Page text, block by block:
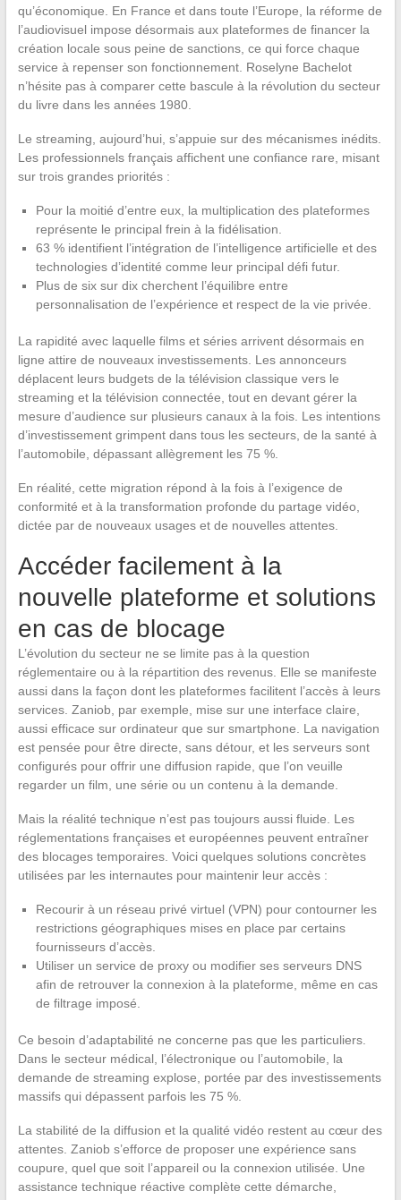
qu’économique. En France et dans toute l’Europe, la réforme de
l’audiovisuel impose désormais aux plateformes de financer la
création locale sous peine de sanctions, ce qui force chaque
service à repenser son fonctionnement. Roselyne Bachelot
n’hésite pas à comparer cette bascule à la révolution du secteur
du livre dans les années 1980.
Le streaming, aujourd’hui, s’appuie sur des mécanismes inédits.
Les professionnels français affichent une confiance rare, misant
sur trois grandes priorités :
Pour la moitié d’entre eux, la multiplication des plateformes
représente le principal frein à la fidélisation.
63 % identifient l’intégration de l’intelligence artificielle et des
technologies d’identité comme leur principal défi futur.
Plus de six sur dix cherchent l’équilibre entre
personnalisation de l’expérience et respect de la vie privée.
La rapidité avec laquelle films et séries arrivent désormais en
ligne attire de nouveaux investissements. Les annonceurs
déplacent leurs budgets de la télévision classique vers le
streaming et la télévision connectée, tout en devant gérer la
mesure d’audience sur plusieurs canaux à la fois. Les intentions
d’investissement grimpent dans tous les secteurs, de la santé à
l’automobile, dépassant allègrement les 75 %.
En réalité, cette migration répond à la fois à l’exigence de
conformité et à la transformation profonde du partage vidéo,
dictée par de nouveaux usages et de nouvelles attentes.
Accéder facilement à la
nouvelle plateforme et solutions
en cas de blocage
L’évolution du secteur ne se limite pas à la question
réglementaire ou à la répartition des revenus. Elle se manifeste
aussi dans la façon dont les plateformes facilitent l’accès à leurs
services. Zaniob, par exemple, mise sur une interface claire,
aussi efficace sur ordinateur que sur smartphone. La navigation
est pensée pour être directe, sans détour, et les serveurs sont
configurés pour offrir une diffusion rapide, que l’on veuille
regarder un film, une série ou un contenu à la demande.
Mais la réalité technique n’est pas toujours aussi fluide. Les
réglementations françaises et européennes peuvent entraîner
des blocages temporaires. Voici quelques solutions concrètes
utilisées par les internautes pour maintenir leur accès :
Recourir à un réseau privé virtuel (VPN) pour contourner les
restrictions géographiques mises en place par certains
fournisseurs d’accès.
Utiliser un service de proxy ou modifier ses serveurs DNS
afin de retrouver la connexion à la plateforme, même en cas
de filtrage imposé.
Ce besoin d’adaptabilité ne concerne pas que les particuliers.
Dans le secteur médical, l’électronique ou l’automobile, la
demande de streaming explose, portée par des investissements
massifs qui dépassent parfois les 75 %.
La stabilité de la diffusion et la qualité vidéo restent au cœur des
attentes. Zaniob s’efforce de proposer une expérience sans
coupure, quel que soit l’appareil ou la connexion utilisée. Une
assistance technique réactive complète cette démarche,